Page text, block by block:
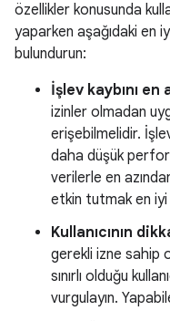
özellikler konusunda
yaparken aşağıdaki en
bulundurun:
İşlev kaybını
izinler olmadan
erişebilmelidir.
daha düşük
verilerle en
etkin tutmak en
Kullanıcının
gerekli izne sahip
sınırlı olduğu
vurgulayın.